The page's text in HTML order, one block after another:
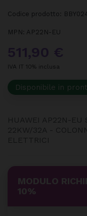
Codice prodotto:
MPN: AP22N-EU
IVA IT 10% inclusa
Disponibile in
MODULO
10%